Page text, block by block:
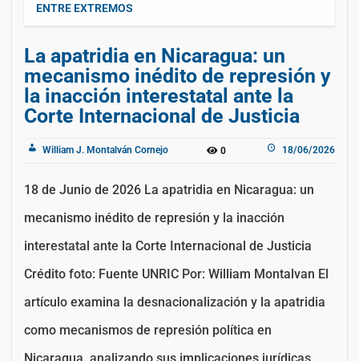
ENTRE EXTREMOS
La apatridia en Nicaragua: un
mecanismo inédito de represión y
la inacción interestatal ante la
Corte Internacional de Justicia
William J. Montalván Cornejo 0 18/06/2026
18 de Junio de 2026 La apatridia en Nicaragua: un
mecanismo inédito de represión y la inacción
interestatal ante la Corte Internacional de Justicia
Crédito foto: Fuente UNRIC Por: William Montalvan El
artículo examina la desnacionalización y la apatridia
como mecanismos de represión política en
Nicaragua, analizando sus implicaciones jurídicas